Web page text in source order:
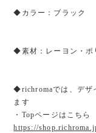
◆カラー：ブラック
◆素材：レーヨン・ポ
◆richromaでは、デザ
ます
・Topページはこちら
https://